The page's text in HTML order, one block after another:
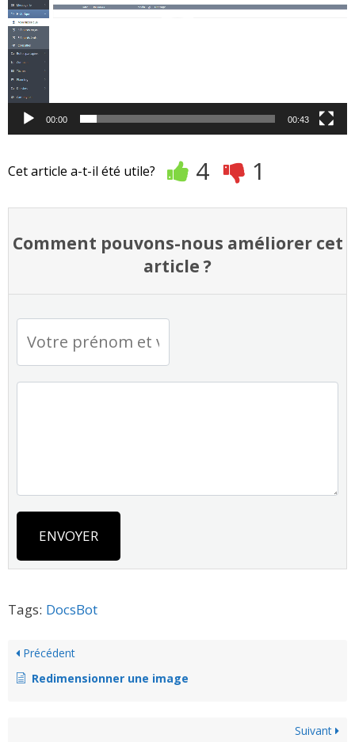
00:00 00:43
Cet article a-t-il été utile? 4 1
Comment pouvons-nous améliorer cet
article ?
ENVOYER
Tags: DocsBot
Précédent
Redimensionner une image
Suivant